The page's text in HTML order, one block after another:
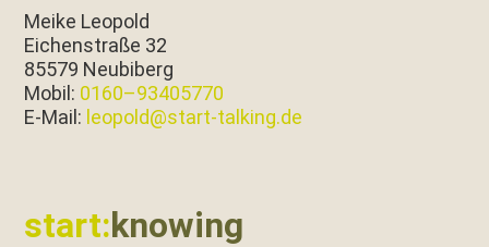
Meike Leopold
Eichen­straße 32
85579 Neubiberg
Mobil: 0160–93405770
E‑Mail: leopold@start-talking.de
start:knowing